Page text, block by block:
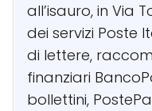
all’isauro, in Via
dei servizi Poste
di lettere,
finanziari
bollettini,